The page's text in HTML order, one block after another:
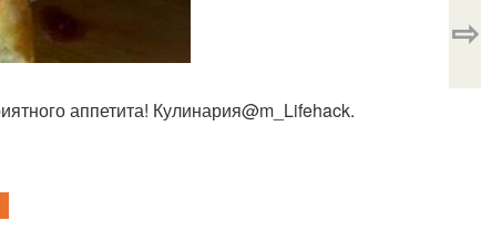
аппетита! Кулинария@m_Lifehack.
⇨